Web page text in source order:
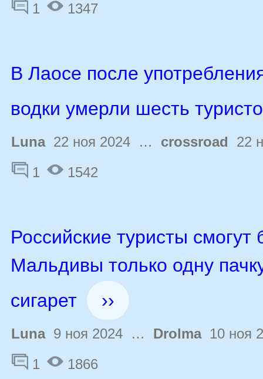
1
1347
В Лаосе после
водки умерли шесть
Luna22 ноя 2024 … crossroad 22
1
1542
Российские туристы смогут
Мальдивы только одну
сигарет
››
Luna9 ноя 2024 … Drolma10 ноя
1
1866